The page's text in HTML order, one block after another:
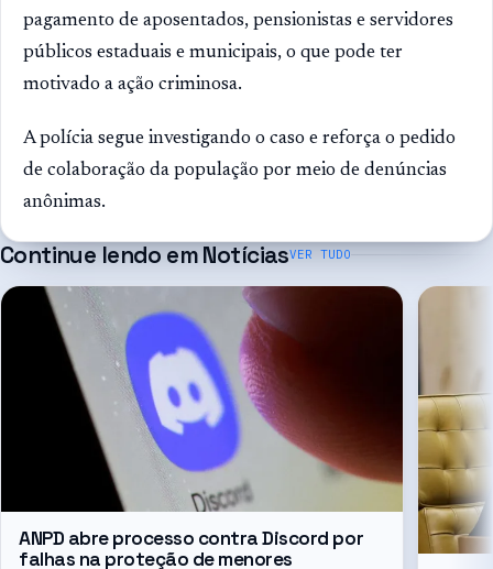
pagamento de aposentados, pensionistas e servidores
públicos estaduais e municipais, o que pode ter
motivado a ação criminosa.
A polícia segue investigando o caso e reforça o pedido
de colaboração da população por meio de denúncias
anônimas.
Continue lendo emNotíciasVER TUDO
ANPD abre processo contra Discord por
falhas na proteção de menores